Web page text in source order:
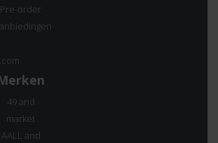
Pre-order
49 and
market
AALL and